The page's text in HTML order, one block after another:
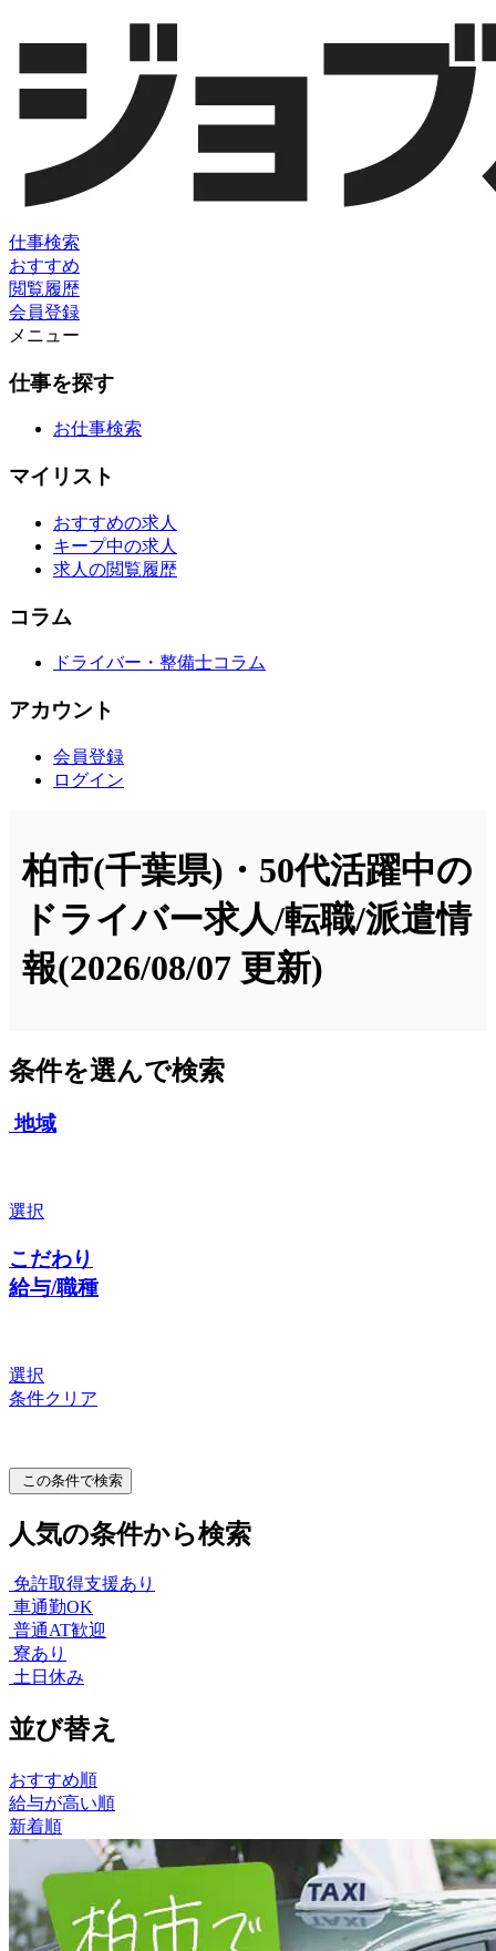
仕事検索
おすすめ
閲覧履歴
会員登録
メニュー
仕事を探す
お仕事検索
マイリスト
おすすめの求人
キープ中の求人
求人の閲覧履歴
コラム
ドライバー・整備士コラム
アカウント
会員登録
ログイン
柏市(千葉県)・50代活躍中の
ドライバー求人/転職/派遣情
報(2026/08/07 更新)
条件を選んで検索
地域
選択
こだわり
給与/職種
選択
条件クリア
この条件で検索
人気の条件から検索
免許取得支援あり
車通勤OK
普通AT歓迎
寮あり
土日休み
並び替え
おすすめ順
給与が高い順
新着順